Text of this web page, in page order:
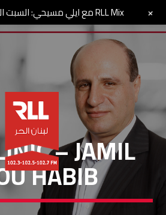
POLYCLINIC – JAMIL
HABIB
RLL Mix مع ايلي مسيحي: السبت العاشرة ليلا +